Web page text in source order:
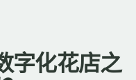
字化花店之